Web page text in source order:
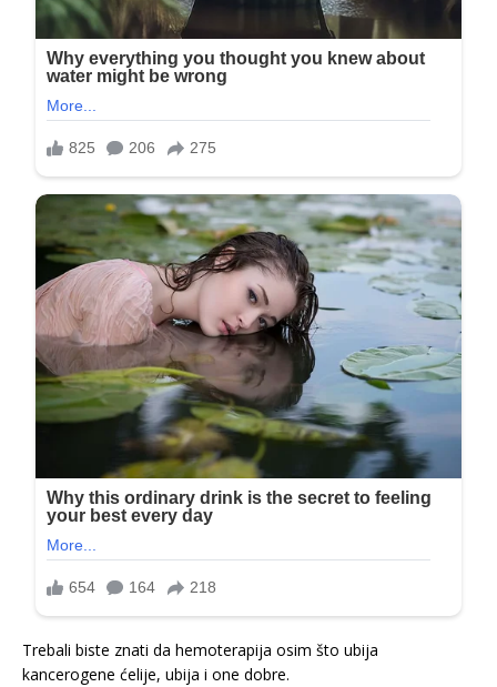
Trebali biste znati da hemoterapija osim što ubija
kancerogene ćelije, ubija i one dobre.